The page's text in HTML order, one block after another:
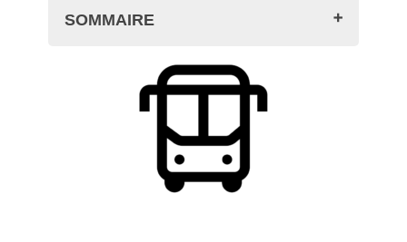
SOMMAIRE
Bus ligne L17 de la Loire
Bus L17 : de Saint-Etienne à
Bus ligne L17 : Horaires et arrêts
Gares de la Loire
Gares routières